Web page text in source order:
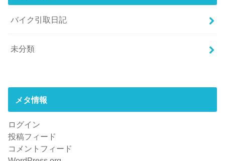
バイク引取日記
未分類
メタ情報
ログイン
投稿フィード
コメントフィード